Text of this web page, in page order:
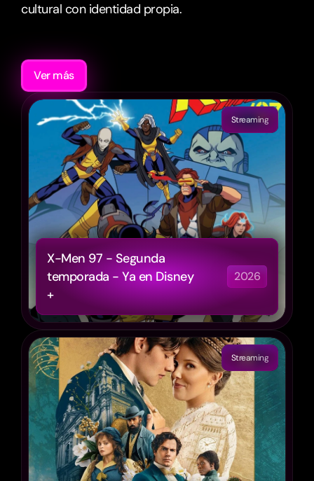
cultural con identidad propia.
Recomendaciones
Ver más
X-Men 97 - Segunda
temporada - Ya en Disney
+
2026
Streaming
Streaming